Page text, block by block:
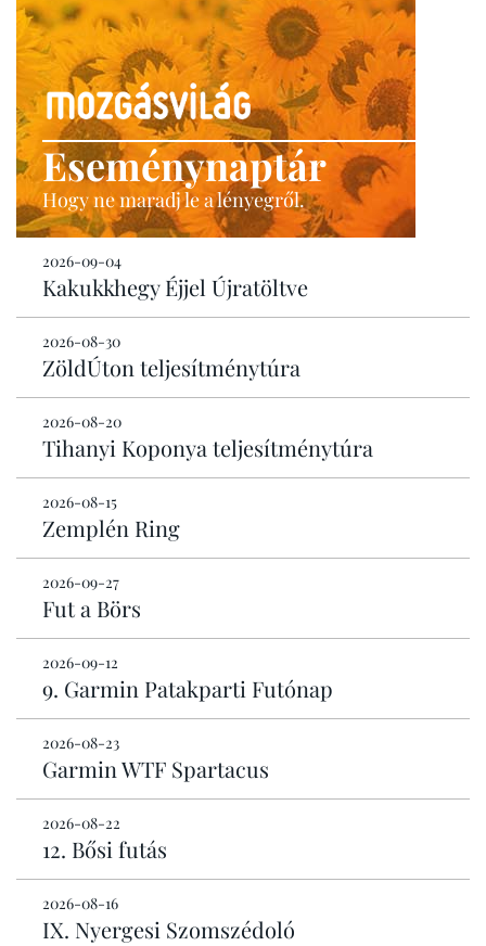
Eseménynaptár
Hogy ne maradj le a lényegről.
2026-09-04
Kakukkhegy Éjjel Újratöltve
2026-08-30
ZöldÚton teljesítménytúra
2026-08-20
Tihanyi Koponya teljesítménytúra
2026-08-15
Zemplén Ring
2026-09-27
Fut a Börs
2026-09-12
9. Garmin Patakparti Futónap
2026-08-23
Garmin WTF Spartacus
2026-08-22
12. Bősi futás
2026-08-16
IX. Nyergesi Szomszédoló